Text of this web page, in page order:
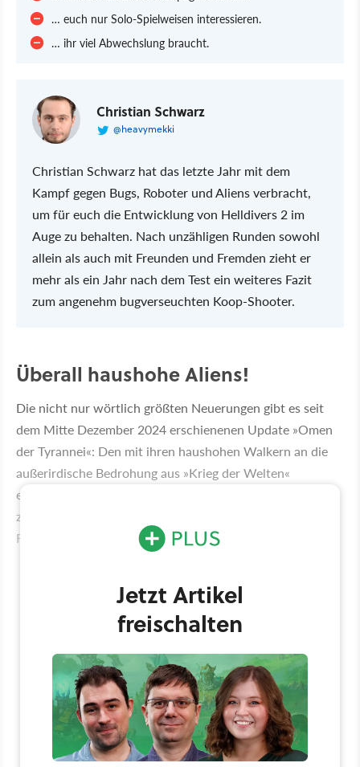
… euch nur Solo-Spielweisen interessieren.
… ihr viel Abwechslung braucht.
Christian Schwarz
@heavymekki
Christian Schwarz hat das letzte Jahr mit dem
Kampf gegen Bugs, Roboter und Aliens verbracht,
um für euch die Entwicklung von Helldivers 2 im
Auge zu behalten. Nach unzähligen Runden sowohl
allein als auch mit Freunden und Fremden zieht er
mehr als ein Jahr nach dem Test ein weiteres Fazit
zum angenehm bugverseuchten Koop-Shooter.
Überall haushohe Aliens!
Die nicht nur wörtlich größten Neuerungen gibt es seit
dem Mitte Dezember 2024 erschienenen Update »Omen
der Tyrannei«: Den mit ihren haushohen Walkern an die
außerirdische Bedrohung aus »Krieg der Welten«
erinnernden Illuminaten-Aliens kommen wir besser nicht
zu nahe, weil sie wie eine Mischung aus den bisherigen
Fraktionen Bugs und Robotern funktionieren.
Jetzt Artikel
freischalten